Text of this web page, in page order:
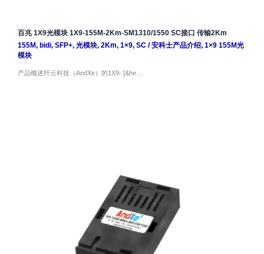
百兆 1X9光模块 1X9-155M-2Km-SM1310/1550 SC接口 传输2Km
155M, bidi, SFP+, 光模块, 2Km, 1×9, SC/安科士产品介绍, 1×9 155M光
模块
产品概述纤云科技（AndXe）的1X9- [&he…